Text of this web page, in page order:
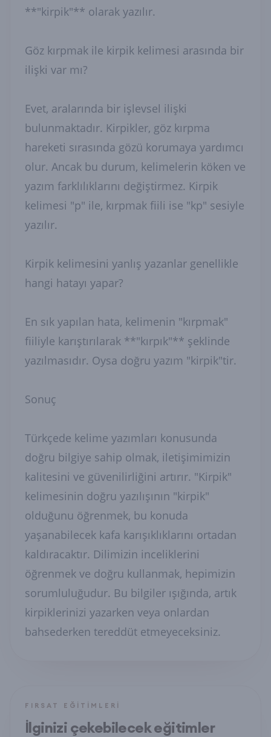
**"kirpik"** olarak yazılır.
Göz kırpmak ile kirpik kelimesi arasında bir
ilişki var mı?
Evet, aralarında bir işlevsel ilişki
bulunmaktadır. Kirpikler, göz kırpma
hareketi sırasında gözü korumaya yardımcı
olur. Ancak bu durum, kelimelerin köken ve
yazım farklılıklarını değiştirmez. Kirpik
kelimesi "p" ile, kırpmak fiili ise "kp" sesiyle
yazılır.
Kirpik kelimesini yanlış yazanlar genellikle
hangi hatayı yapar?
En sık yapılan hata, kelimenin "kırpmak"
fiiliyle karıştırılarak **"kırpık"** şeklinde
yazılmasıdır. Oysa doğru yazım "kirpik"tir.
Sonuç
Türkçede kelime yazımları konusunda
doğru bilgiye sahip olmak, iletişimimizin
kalitesini ve güvenilirliğini artırır. "Kirpik"
kelimesinin doğru yazılışının "kirpik"
olduğunu öğrenmek, bu konuda
yaşanabilecek kafa karışıklıklarını ortadan
kaldıracaktır. Dilimizin inceliklerini
öğrenmek ve doğru kullanmak, hepimizin
sorumluluğudur. Bu bilgiler ışığında, artık
kirpiklerinizi yazarken veya onlardan
bahsederken tereddüt etmeyeceksiniz.
FIRSAT EĞITIMLERI
İlginizi çekebilecek eğitimler